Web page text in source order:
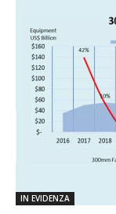
IN EVIDENZA